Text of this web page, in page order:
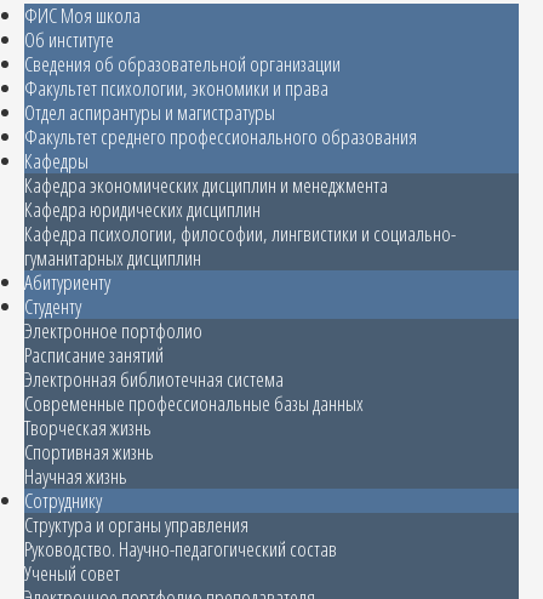
ФИС Моя школа
Об институте
Сведения об образовательной организации
Факультет психологии, экономики и права
Отдел аспирантуры и магистратуры
Факультет среднего профессионального образования
Кафедры
Кафедра экономических дисциплин и менеджмента
Кафедра юридических дисциплин
Кафедра психологии, философии, лингвистики и социально-
гуманитарных дисциплин
Абитуриенту
Студенту
Электронное портфолио
Расписание занятий
Электронная библиотечная система
Современные профессиональные базы данных
Творческая жизнь
Спортивная жизнь
Научная жизнь
Сотруднику
Структура и органы управления
Руководство. Научно-педагогический состав
Ученый совет